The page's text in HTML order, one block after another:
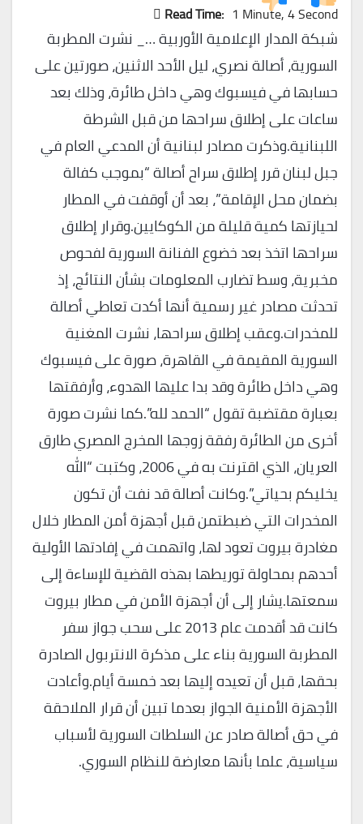
Read Time: 1 Minute, 4 Second
شبكة المدار الإعلامية الأوربية …_ نشرت المطربة
السورية، أصالة نصري، ليل الأحد الاثنين، صورتين على
حسابها في فيسبوك وهي داخل طائرة، وذلك بعد
ساعات على إطلاق سراحها من قبل الشرطة
اللبنانية.وذكرت مصادر لبنانية أن المدعي العام في
جبل لبنان قرر إطلاق سراح أصالة “بموجب كفالة
بضمان محل الإقامة”، بعد أن أوقفت في المطار
لحيازتها كمية قليلة من الكوكايين.وقرار إطلاق
سراحها اتخذ بعد خضوع الفنانة السورية لفحوص
مخبرية، وسط تضارب المعلومات بشأن النتائج، إذ
تحدثت مصادر غير رسمية أنها أكدت تعاطي أصالة
للمخدرات.وعقب إطلاق سراحها، نشرت المغنية
السورية المقيمة في القاهرة، صورة على فيسبوك
وهي داخل طائرة وقد بدا عليها الهدوء، وأرفقتها
بعبارة مقتضبة تقول “الحمد لله”.كما نشرت صورة
أخرى من الطائرة رفقة زوجها المخرج المصري طارق
العريان، الذي اقترنت به في 2006، وكتبت “الله
يخليكم بحياتي”.وكانت أصالة قد نفت أن تكون
المخدرات التي ضبطتمن قبل أجهزة أمن المطار خلال
مغادرة بيروت تعود لها، واتهمت في إفادتها الأولية
أحدهم بمحاولة توريطها بهذه القضية للإساءة إلى
سمعتها.يشار إلى أن أجهزة الأمن في مطار بيروت
كانت قد أقدمت عام 2013 على سحب جواز سفر
المطربة السورية بناء على مذكرة الانتربول الصادرة
بحقها، قبل أن تعيده إليها بعد خمسة أيام.وأعادت
الأجهزة الأمنية الجواز بعدما تبين أن قرار الملاحقة
في حق أصالة صادر عن السلطات السورية لأسباب
سياسية، علما بأنها معارضة للنظام السوري.